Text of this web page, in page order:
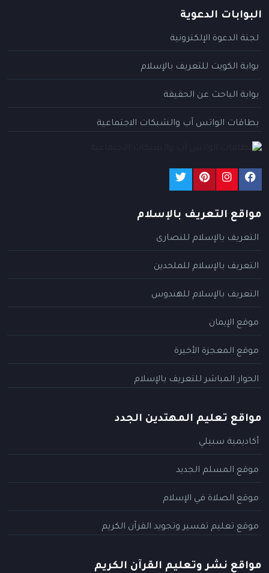
البوابات الدعوية
لجنة الدعوة الإلكترونية
بوابة الكويت للتعريف بالإسلام
بوابة الباحث عن الحقيقة
بطاقات الواتس آب والشبكات الاجتماعية
مواقع التعريف بالإسلام
التعريف بالإسلام للنصارى
التعريف بالإسلام للملحدين
التعريف بالإسلام للهندوس
موقع الإيمان
موقع المعجزة الأخيرة
الحوار المباشر للتعريف بالإسلام
مواقع تعليم المهتدين الجدد
أكاديمية سبيلي
موقع المسلم الجديد
موقع الصلاة في الإسلام
موقع تعليم تفسير وتجويد القرآن الكريم
مواقع نشر وتعليم القرآن الكريم